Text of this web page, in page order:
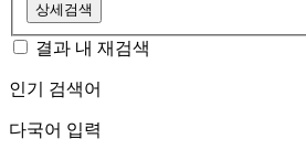
상세검색
결과 내 재검색
인기 검색어
다국어 입력